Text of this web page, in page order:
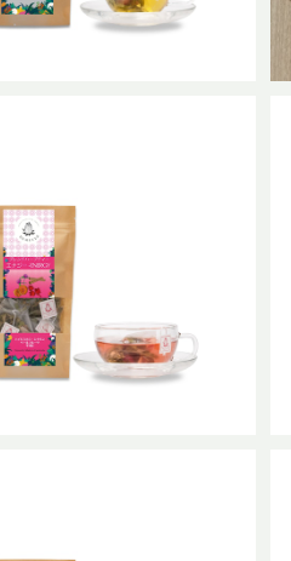
ハーブティー エナジー-EN
ERGY 普通サイズ
¥1,240